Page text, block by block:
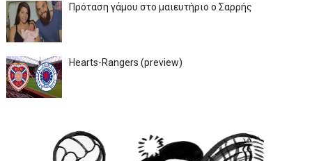
Πρόταση γάμου στο μαιευτήριο ο Σαρρής
Hearts-Rangers (preview)